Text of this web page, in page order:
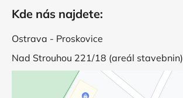
Kde nás najdete:
Ostrava - Proskovice
Nad Strouhou 221/18 (areál stavebnin)